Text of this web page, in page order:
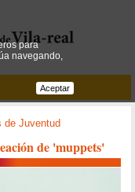
de Juventud
de 'muppets'
para
navegando,
Aceptar